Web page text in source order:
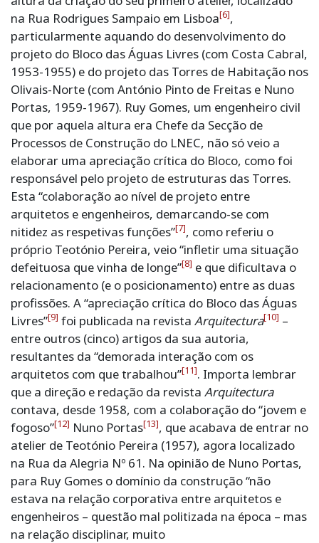
na Rua Rodrigues Sampaio em Lisboa[6],
particularmente aquando do desenvolvimento do
projeto do Bloco das Águas Livres (com Costa Cabral,
1953-1955) e do projeto das Torres de Habitação nos
Olivais-Norte (com António Pinto de Freitas e Nuno
Portas, 1959-1967). Ruy Gomes, um engenheiro civil
que por aquela altura era Chefe da Secção de
Processos de Construção do LNEC, não só veio a
elaborar uma apreciação crítica do Bloco, como foi
responsável pelo projeto de estruturas das Torres.
Esta “colaboração ao nível de projeto entre
arquitetos e engenheiros, demarcando-se com
nitidez as respetivas funções”[7], como referiu o
próprio Teotónio Pereira, veio “infletir uma situação
defeituosa que vinha de longe”[8] e que dificultava o
relacionamento (e o posicionamento) entre as duas
profissões. A “apreciação crítica do Bloco das Águas
Livres”[9] foi publicada na revista Arquitectura[10] –
entre outros (cinco) artigos da sua autoria,
resultantes da “demorada interação com os
arquitetos com que trabalhou”[11]. Importa lembrar
que a direção e redação da revista Arquitectura
contava, desde 1958, com a colaboração do “jovem e
fogoso”[12] Nuno Portas[13], que acabava de entrar no
atelier de Teotónio Pereira (1957), agora localizado
na Rua da Alegria Nº 61. Na opinião de Nuno Portas,
para Ruy Gomes o domínio da construção “não
estava na relação corporativa entre arquitetos e
engenheiros – questão mal politizada na época – mas
na relação disciplinar, muito